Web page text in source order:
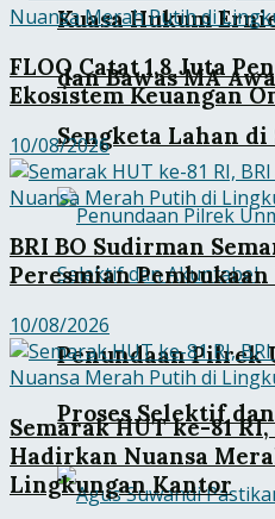
Kuasa Hukum
dan Bawas MA
Sengketa Lahan
Penundaan Pilrek
Proses Selektif
FLOQ Catat 1,8 Juta
Ekosistem Keuangan
10/08/2026
BRI BO Sudirman
Peresmian Pembukaan
10/08/2026
Semarak HUT ke-81
Hadirkan Nuansa
Lingkungan Kantor